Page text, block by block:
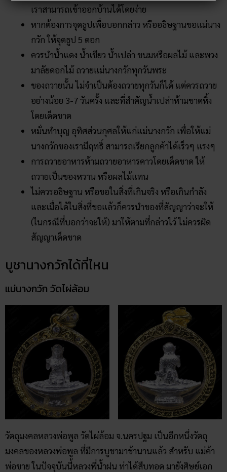
เราสามารถเข้าออกบ้านได้โดยง่าย
หากต้องการจุดธูปเพื่อบอกกล่าว หรืออธิษฐานขอแม่นาง
กวัก ให้จุดธูป 5 ดอก
ควรนำน้ำแดง น้ำเขียว น้ำเปล่า ขนมหรือผลไม้ และพวง
มาลัยดอกไม้ ถวายแม่นางกวักทุกวันพระ
ของถวายนั้น ไม่จำเป็นต้องถวายทุกวันก็ได้ แต่ควรถวาย
อย่างน้อย 3-7 วันครั้ง และที่สำคัญน้ำเปล่าห้ามขาดหิ้ง
โดยเด็ดขาด
หมั่นทำบุญ อุทิศส่วนกุศลให้แก่แม่นางกวัก เพื่อให้แม่
นางกวักของเรามีฤทธิ์ สามารถเรียกลูกค้าได้เร็วๆ แรงๆ
การถวายอาหารห้ามถวายอาหารคาวโดยเด็ดขาด ให้
ถวายเป็นของหวาน หรือผลไม้แทน
ไม่ควรอธิษฐาน หรือขอในสิ่งที่เกินจริง หรือเกินกำลัง
และเมื่อได้ในสิ่งที่ขอแล้วก็ควรนำของที่สัญญาว่าจะให้
(ในกรณีที่บอกว่าจะให้) มาให้ตามที่กล่าวไว้ ไม่ควรผิด
สัญญาเด็ดขาด
บูชานางกวักได้ที่ไหน
แม่นางกวัก วัดไผ่ล้อม
วัตถุมงคลหลวงพ่อพูล วัดไผ่ล้อม จ.นครปฐม เป็นอีกหนึ่งวัตถุ
มงคลของหลวงพ่อพูล ที่มีการบูชามาช้านานแล้ว สำหรับ แม่ค้า
พ่อขาย ในปัจจุบันนี้หลวงพี่น้ำฝน ท่าได้สืบทอด มายังศิษย์เอก